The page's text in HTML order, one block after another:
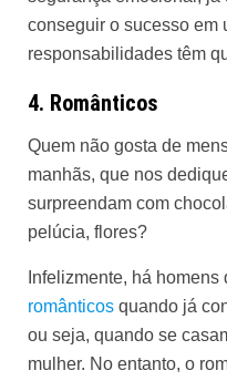
conseguir o sucesso em
responsabilidades têm
4. Românticos
Quem não gosta de
manhãs, que nos
surpreendam com
pelúcia, flores?
Infelizmente, há
românticos quando já
ou seja, quando se
mulher. No entanto, o